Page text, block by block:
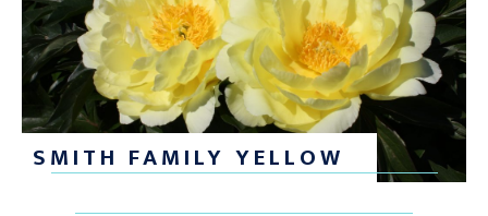
SMITH FAMILY YELLOW